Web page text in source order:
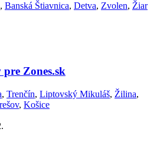
, Banská Štiavnica, Detva, Zvolen, Žiar
Zones.sk
, Trenčín, Liptovský Mikuláš, Žilina,
, Košice